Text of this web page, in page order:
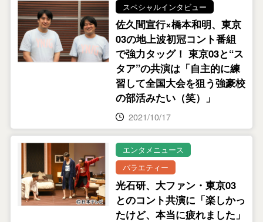
スペシャルインタビュー
佐久間宣行×橋本和明、東京
03の地上波初冠コント番組
で強力タッグ！ 東京03と“ス
タア”の共演は「自主的に練
習して全国大会を狙う強豪校
の部活みたい（笑）」
2021/10/17
エンタメニュース
バラエティー
光石研、大ファン・東京03
とのコント共演に「楽しかっ
たけど、本当に疲れました」